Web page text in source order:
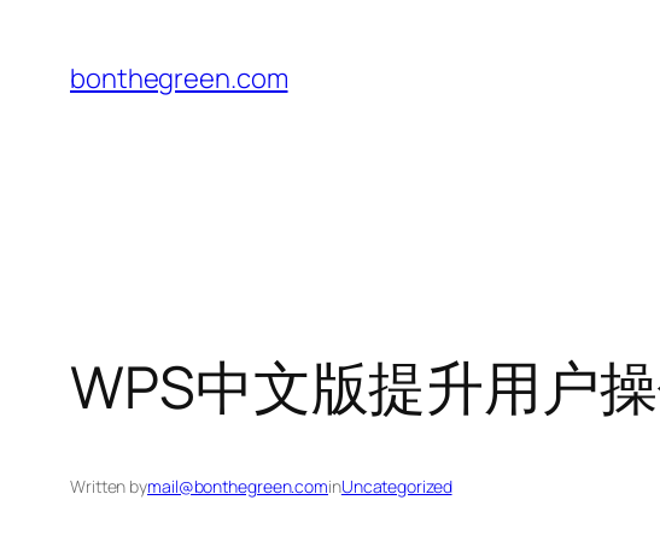
content
bonthegreen.com
WPS中文版提升用户
Written bymail@bonthegreen.cominUncategorized